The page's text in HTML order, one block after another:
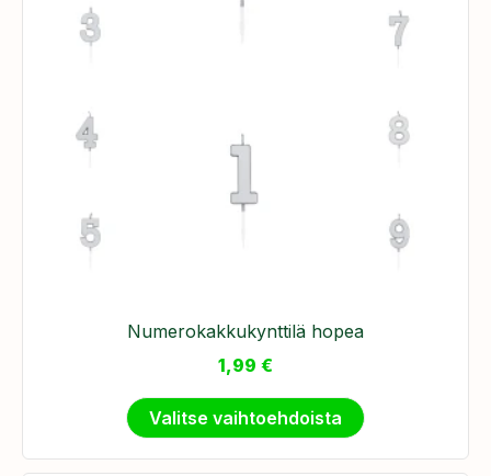
Numerokakkukynttilä hopea
1,99 €
Valitse vaihtoehdoista